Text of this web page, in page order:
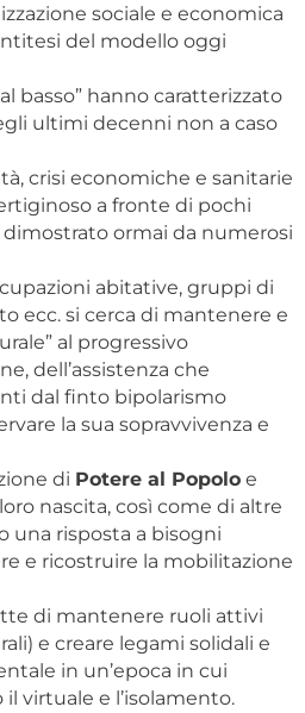
sociale e economica
del modello oggi
basso” hanno caratterizzato
ultimi decenni non a caso
crisi economiche e sanitarie
a fronte di pochi
ormai da numerosi
abitative, gruppi di
ecc. si cerca di mantenere e
al progressivo
dell’assistenza che
dal finto bipolarismo
la sua sopravvivenza e
di Potere al Popoloe
nascita, così come di altre
una risposta a bisogni
e ricostruire la mobilitazione
di mantenere ruoli attivi
e creare legami solidali e
in un’epoca in cui
virtuale e l’isolamento.